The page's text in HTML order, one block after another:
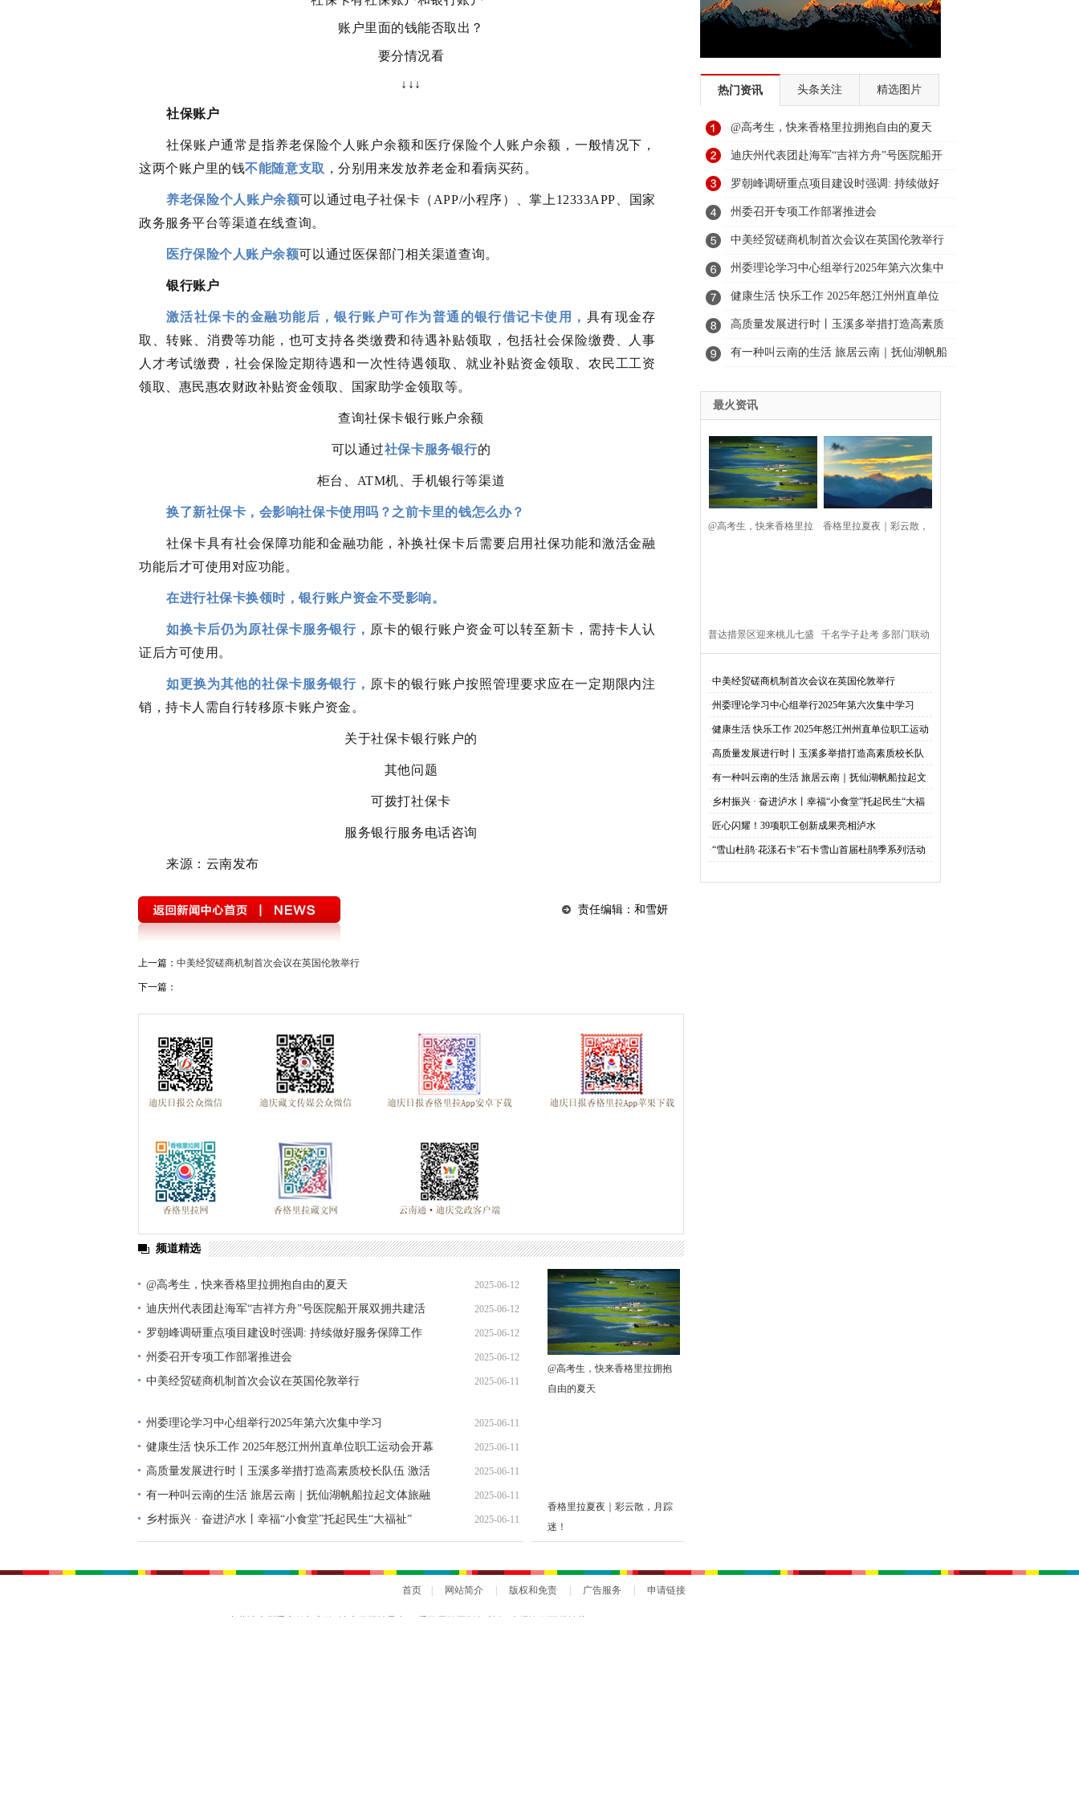
账户里面的钱能否取出？
要分情况看
↓↓↓
社保账户
社保账户通常是指养老保险个人账户余额和医疗保险个人账户余额，一般情况下，
这两个账户里的钱不能随意支取 ，分别用来发放养老金和看病买药。
养老保险个人账户余额可以通过电子社保卡（APP/小程序）、掌上12333APP、国家
政务服务平台等渠道在线查询。
医疗保险个人账户余额可以通过医保部门相关渠道查询。
银行账户
激活社保卡的金融功能后，银行账户可作为普通的银行借记卡使用， 具有现金存
取、转账、消费等功能，也可支持各类缴费和待遇补贴领取，包括社会保险缴费、人事
人才考试缴费，社会保险定期待遇和一次性待遇领取、就业补贴资金领取、农民工工资
领取、惠民惠农财政补贴资金领取、国家助学金领取等。
查询社保卡银行账户余额
可以通过社保卡服务银行的
柜台、ATM机、手机银行等渠道
换了新社保卡，会影响社保卡使用吗？之前卡里的钱怎么办？
社保卡具有社会保障功能和金融功能，补换社保卡后需要启用社保功能和激活金融
功能后才可使用对应功能。
在进行社保卡换领时，银行账户资金不受影响。
如换卡后仍为原社保卡服务银行， 原卡的银行账户资金可以转至新卡，需持卡人认
证后方可使用。
如更换为其他的社保卡服务银行， 原卡的银行账户按照管理要求应在一定期限内注
销，持卡人需自行转移原卡账户资金。
关于社保卡银行账户的
其他问题
可拨打社保卡
服务银行服务电话咨询
来源：云南发布
责任编辑：和雪妍
上一篇： 中美经贸磋商机制首次会议在英国伦敦举行
下一篇：
频道精选
@高考生，快来香格里拉拥抱自由的夏天 2025-06-12
迪庆州代表团赴海军“吉祥方舟”号医院船开展双拥共建活
动
2025-06-12
罗朝峰调研重点项目建设时强调: 持续做好服务保障工作
加快项目落地见效
2025-06-12
州委召开专项工作部署推进会 2025-06-12
中美经贸磋商机制首次会议在英国伦敦举行 2025-06-11
州委理论学习中心组举行2025年第六次集中学习 2025-06-11
健康生活 快乐工作 2025年怒江州州直单位职工运动会开幕 2025-06-11
高质量发展进行时丨玉溪多举措打造高素质校长队伍 激活
教育高质量发展新引擎
2025-06-11
有一种叫云南的生活 旅居云南｜抚仙湖帆船拉起文体旅融
合的风帆
2025-06-11
乡村振兴 · 奋进泸水丨幸福“小食堂”托起民生“大福祉” 2025-06-11
@高考生，快来香格里拉拥抱
自由的夏天
香格里拉夏夜｜彩云散，月踪
迷！
热门资讯 头条关注 精选图片
@高考生，快来香格里拉拥抱自由的夏天
迪庆州代表团赴海军“吉祥方舟”号医院船开
展双拥共建活动
罗朝峰调研重点项目建设时强调: 持续做好
服务保障工作 加快项目落地见效
州委召开专项工作部署推进会
中美经贸磋商机制首次会议在英国伦敦举行
州委理论学习中心组举行2025年第六次集中
学习
健康生活 快乐工作 2025年怒江州州直单位
职工运动会开幕
高质量发展进行时丨玉溪多举措打造高素质
校长队伍 激活教育高质量发展新引擎
有一种叫云南的生活 旅居云南｜抚仙湖帆船
最火资讯
@高考生，快来香格里拉 香格里拉夏夜｜彩云散，
普达措景区迎来桃儿七盛 千名学子赴考 多部门联动
·中美经贸磋商机制首次会议在英国伦敦举行
·州委理论学习中心组举行2025年第六次集中学习
·健康生活 快乐工作 2025年怒江州州直单位职工运动
会开幕
·高质量发展进行时丨玉溪多举措打造高素质校长队
伍 激活教育高质量发展新引擎
·有一种叫云南的生活 旅居云南｜抚仙湖帆船拉起文
体旅融合的风帆
· 乡村振兴 · 奋进泸水丨幸福“小食堂”托起民生“大福
祉”
· 匠心闪耀！39项职工创新成果亮相泸水
·“雪山杜鹃·花漾石卡”石卡雪山首届杜鹃季系列活动